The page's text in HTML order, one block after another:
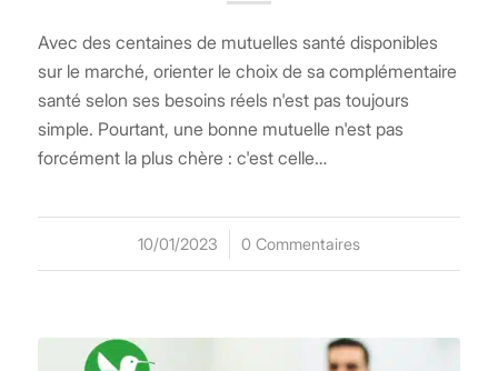
Avec des centaines de mutuelles santé disponibles
sur le marché, orienter le choix de sa complémentaire
santé selon ses besoins réels n'est pas toujours
simple. Pourtant, une bonne mutuelle n'est pas
forcément la plus chère : c'est celle…
10/01/2023
/ 0 Commentaires